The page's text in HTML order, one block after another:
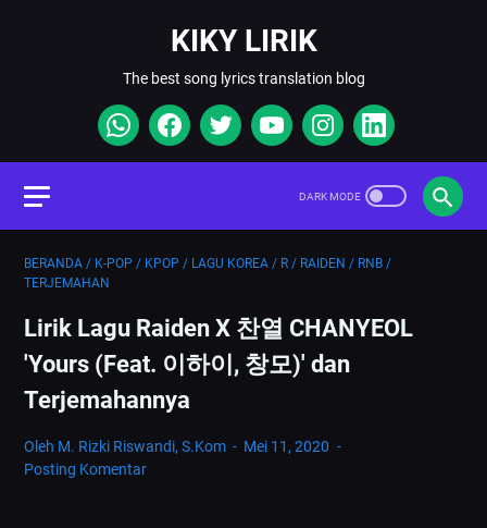
KIKY LIRIK
The best song lyrics translation blog
BERANDA / K-POP / KPOP / LAGU KOREA / R / RAIDEN / RNB /
TERJEMAHAN
Lirik Lagu Raiden X 찬열 CHANYEOL
'Yours (Feat. 이하이, 창모)' dan
Terjemahannya
Oleh M. Rizki Riswandi, S.Kom
Mei 11, 2020
Posting Komentar